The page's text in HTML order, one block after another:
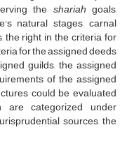
the shariah goals,
natural stages, carnal
the right in the criteria for
for the assigned deeds
guilds, the assigned
of the assigned
could be evaluated
categorized under
sources, the